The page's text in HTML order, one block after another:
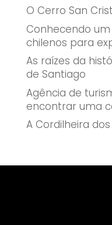
O Cerro San
Conhecendo
chilenos para
As raízes da
de Santiago
Agência de
encontrar uma
A Cordilheira